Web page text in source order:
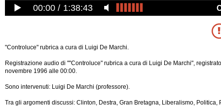
00:00 1:38:43
"Controluce" rubrica a cura di Luigi De Marchi.
Registrazione audio di ""Controluce" rubrica a cura di Luigi De Marchi",
novembre 1996 alle 00:00.
Sono intervenuti: Luigi De Marchi (professore).
Tra gli argomenti discussi: Clinton, Destra, Gran Bretagna, Liberalismo, Politica,